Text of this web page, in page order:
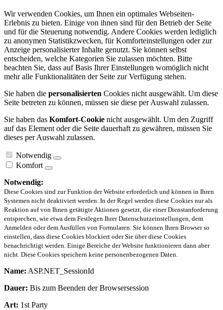
Wir verwenden Cookies, um Ihnen ein optimales Webseiten-
Erlebnis zu bieten. Einige von ihnen sind für den Betrieb der Seite
und für die Steuerung notwendig. Andere Cookies werden lediglich
zu anonymen Statistikzwecken, für Komforteinstellungen oder zur
Anzeige personalisierter Inhalte genutzt. Sie können selbst
entscheiden, welche Kategorien Sie zulassen möchten. Bitte
beachten Sie, dass auf Basis Ihrer Einstellungen womöglich nicht
mehr alle Funktionalitäten der Seite zur Verfügung stehen.
Sie haben die personalisierten Cookies nicht ausgewählt. Um diese
Seite betreten zu können, müssen sie diese per Auswahl zulassen.
Sie haben das Komfort-Cookie nicht ausgewählt. Um den Zugriff
auf das Element oder die Seite dauerhaft zu gewähren, müssen Sie
dieses per Auswahl zulassen.
Notwendig
Komfort
Notwendig:
Diese Cookies sind zur Funktion der Website erforderlich und können in Ihren
Systemen nicht deaktiviert werden. In der Regel werden diese Cookies nur als
Reaktion auf von Ihnen getätigte Aktionen gesetzt, die einer Dienstanforderung
entsprechen, wie etwa dem Festlegen Ihrer Datenschutzeinstellungen, dem
Anmelden oder dem Ausfüllen von Formularen. Sie können Ihren Browser so
einstellen, dass diese Cookies blockiert oder Sie über diese Cookies
benachrichtigt werden. Einige Bereiche der Website funktionieren dann aber
nicht. Diese Cookies speichern keine personenbezogenen Daten.
Name: ASP.NET_SessionId
Dauer: Bis zum Beenden der Browsersession
Art: 1st Party